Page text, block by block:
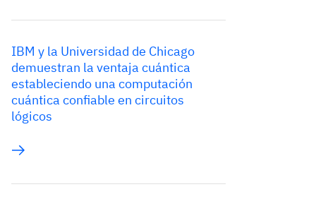
IBM y la Universidad de Chicago
demuestran la ventaja cuántica
estableciendo una computación
cuántica confiable en circuitos
lógicos